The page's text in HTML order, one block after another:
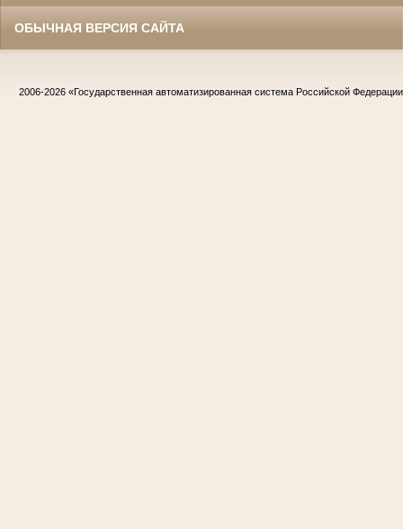
ОБЫЧНАЯ ВЕРСИЯ САЙТА
2006-2026 «Государственная автоматизированная система Российской